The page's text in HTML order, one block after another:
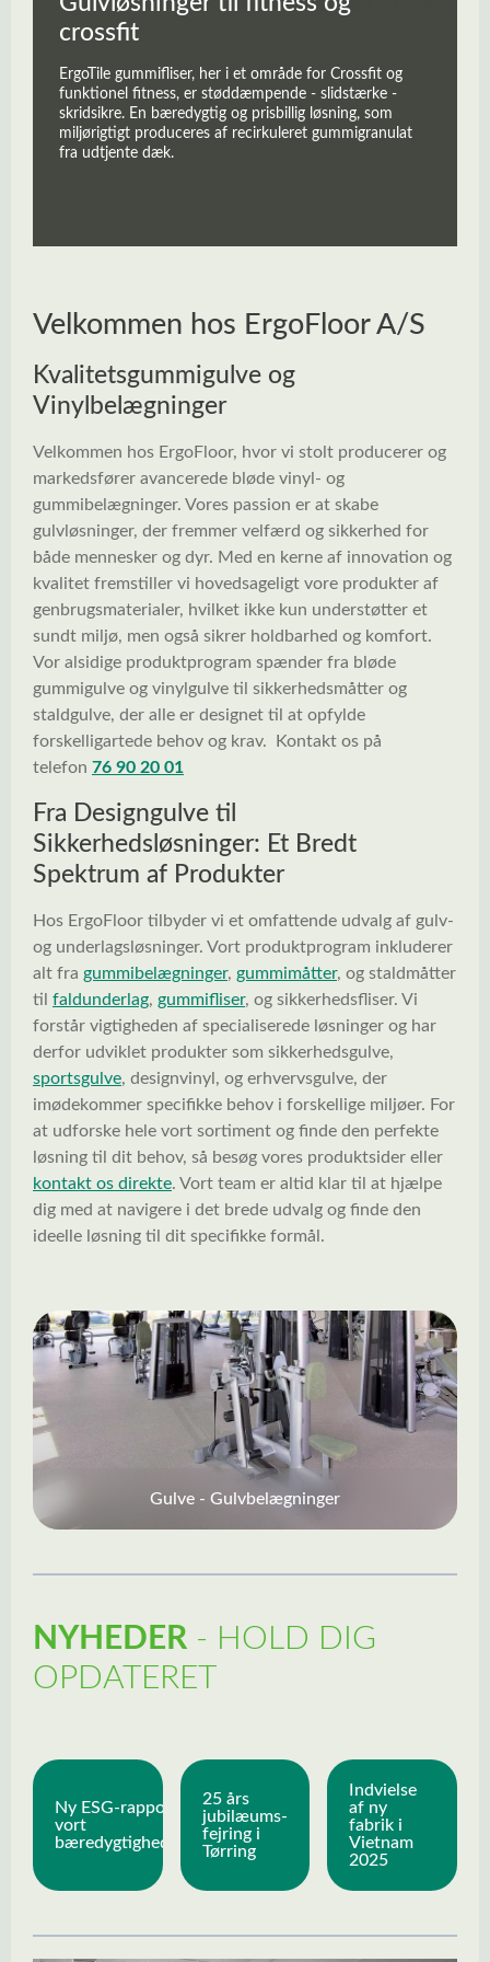
crossfit
ErgoTile gummifliser, her i et område for Crossfit og
funktionel fitness, er støddæmpende - slidstærke -
skridsikre. En bæredygtig og prisbillig løsning, som
miljørigtigt produceres af recirkuleret gummigranulat
fra udtjente dæk.
Velkommen hos ErgoFloor A/S
Kvalitetsgummigulve og
Vinylbelægninger
Velkommen hos ErgoFloor, hvor vi stolt producerer og
markedsfører avancerede bløde vinyl- og
gummibelægninger. Vores passion er at skabe
gulvløsninger, der fremmer velfærd og sikkerhed for
både mennesker og dyr. Med en kerne af innovation og
kvalitet fremstiller vi hovedsageligt vore produkter af
genbrugsmaterialer, hvilket ikke kun understøtter et
sundt miljø, men også sikrer holdbarhed og komfort.
Vor alsidige produktprogram spænder fra bløde
gummigulve og vinylgulve til sikkerhedsmåtter og
staldgulve, der alle er designet til at opfylde
forskelligartede behov og krav. Kontakt os på
telefon 76 90 20 01
Fra Designgulve til
Sikkerhedsløsninger: Et Bredt
Spektrum af Produkter
Hos ErgoFloor tilbyder vi et omfattende udvalg af gulv-
og underlagsløsninger. Vort produktprogram inkluderer
alt fra gummibelægninger, gummimåtter, og staldmåtter
til faldunderlag, gummifliser, og sikkerhedsfliser. Vi
forstår vigtigheden af specialiserede løsninger og har
derfor udviklet produkter som sikkerhedsgulve,
sportsgulve, designvinyl, og erhvervsgulve, der
imødekommer specifikke behov i forskellige miljøer. For
at udforske hele vort sortiment og finde den perfekte
løsning til dit behov, så besøg vores produktsider eller
kontakt os direkte. Vort team er altid klar til at hjælpe
dig med at navigere i det brede udvalg og finde den
ideelle løsning til dit specifikke formål.
Spring kategorigalleri over
Gulve - Gulvbelægninger
NYHEDER - HOLD DIG
OPDATERET
Spring kategorigalleri over
Ny ESG-rapport samler
vort
bæredygtighedsarbejde
25 års
jubilæums-
fejring i
Tørring
Indvielse
af ny
fabrik i
Vietnam
2025